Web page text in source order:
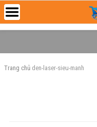
Trang chủ den-laser-sieu-manh